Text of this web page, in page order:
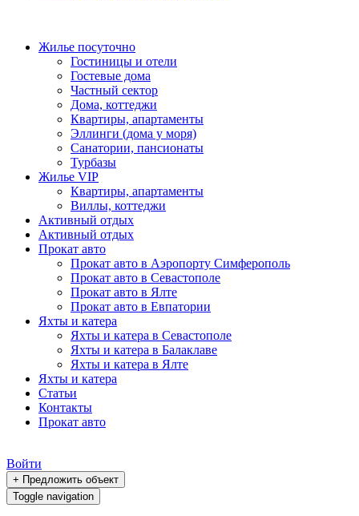
Жилье посуточно
Гостиницы и отели
Гостевые дома
Частный сектор
Дома, коттеджи
Квартиры, апартаменты
Эллинги (дома у моря)
Санатории, пансионаты
Турбазы
Жилье VIP
Квартиры, апартаменты
Виллы, коттеджи
Активный отдых
Активный отдых
Прокат авто
Прокат авто в Аэропорту Симферополь
Прокат авто в Севастополе
Прокат авто в Ялте
Прокат авто в Евпатории
Яхты и катера
Яхты и катера в Севастополе
Яхты и катера в Балаклаве
Яхты и катера в Ялте
Яхты и катера
Статьи
Контакты
Прокат авто
Войти
+ Предложить объект
Toggle navigation